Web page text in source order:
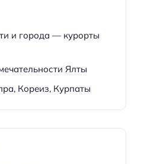
коляске:
на инвалидной коляске:
и города — курорты
Ялты
Кореиз, Курпаты